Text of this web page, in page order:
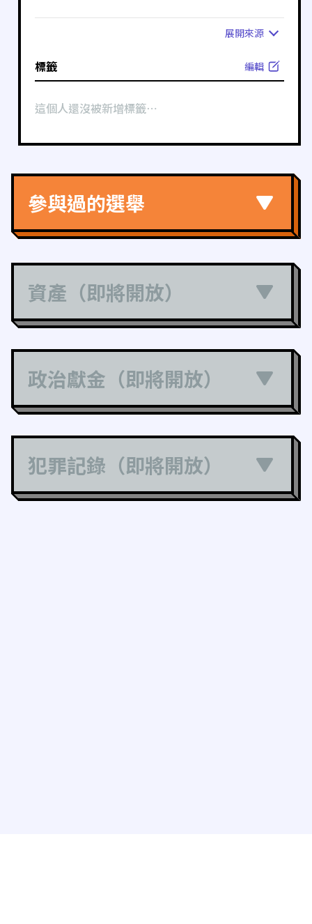
展開來源
標籤 編輯
這個人還沒被新增標籤⋯
參與過的選舉
資產（即將開放）
政治獻金（即將開放）
犯罪記錄（即將開放）